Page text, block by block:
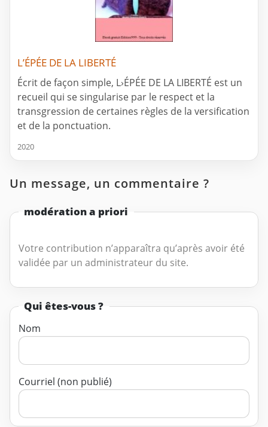
L’ÉPÉE DE LA LIBERTÉ
Écrit de façon simple, L›ÉPÉE DE LA LIBERTÉ est un
recueil qui se singularise par le respect et la
transgression de certaines règles de la versification
et de la ponctuation.
2020
Un message, un commentaire ?
modération a priori
Votre contribution n’apparaîtra qu’après avoir été
validée par un administrateur du site.
Qui êtes-vous ?
Nom
Courriel (non publié)